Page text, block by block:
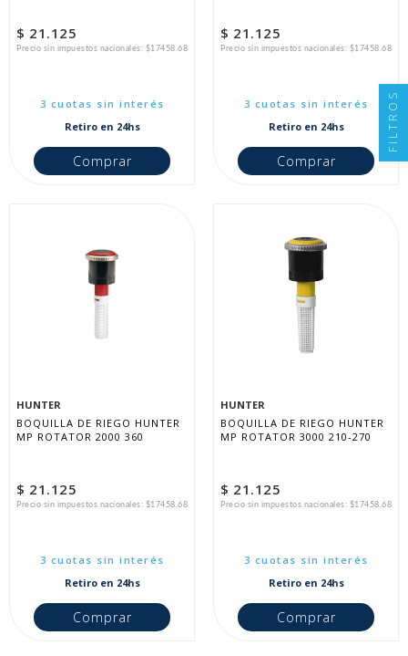
$ 21.125
Precio sin impuestos nacionales: $17458.68
3 cuotas sin interés
Retiro en 24hs
Comprar
$ 21.125
Precio sin impuestos nacionales: $17458.68
3 cuotas sin interés
Retiro en 24hs
Comprar
HUNTER
BOQUILLA DE RIEGO HUNTER
MP ROTATOR 2000 360
$ 21.125
Precio sin impuestos nacionales: $17458.68
3 cuotas sin interés
Retiro en 24hs
Comprar
HUNTER
BOQUILLA DE RIEGO HUNTER
MP ROTATOR 3000 210-270
$ 21.125
Precio sin impuestos nacionales: $17458.68
3 cuotas sin interés
Retiro en 24hs
Comprar
FILTROS